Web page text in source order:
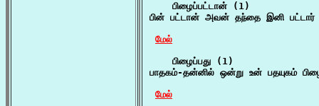
    பிழைப்பட்டான் (1)
பின் பட்டான் அவன் தந்தை இனி பட்டார்
மேல்
    பிழைப்பது (1)
பாதகம்-தன்னில் ஒன்று உன் பதயுகம்
மேல்